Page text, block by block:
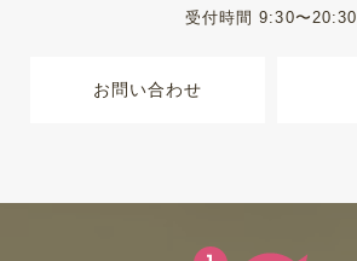
受付時間 9:30〜20:30
お問い合わせ